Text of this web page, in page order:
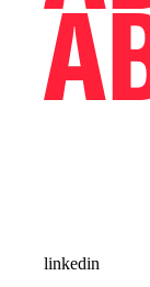
linkedin